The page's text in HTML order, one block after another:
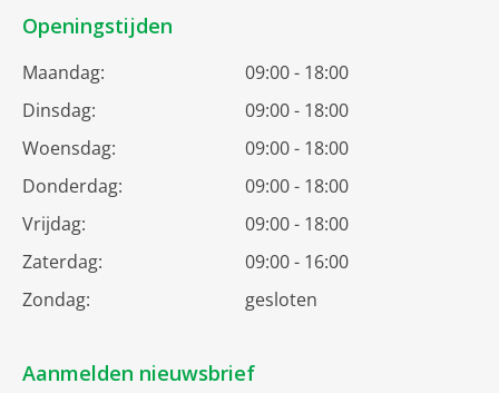
Openingstijden
Maandag:
09:00 - 18:00
Dinsdag:
09:00 - 18:00
Woensdag:
09:00 - 18:00
Donderdag:
09:00 - 18:00
Vrijdag:
09:00 - 18:00
Zaterdag:
09:00 - 16:00
Zondag:
gesloten
Aanmelden nieuwsbrief